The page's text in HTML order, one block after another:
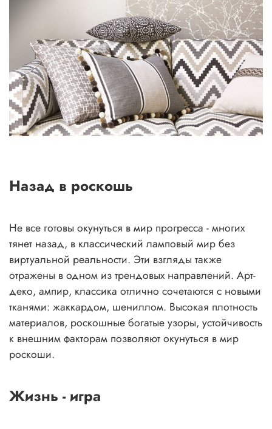
Назад в роскошь
Не все готовы окунуться в мир прогресса - многих
тянет назад, в классический ламповый мир без
виртуальной реальности. Эти взгляды также
отражены в одном из трендовых направлений. Арт-
деко, ампир, классика отлично сочетаются с новыми
тканями: жаккардом, шениллом. Высокая плотность
материалов, роскошные богатые узоры, устойчивость
к внешним факторам позволяют окунуться в мир
роскоши.
Жизнь - игра